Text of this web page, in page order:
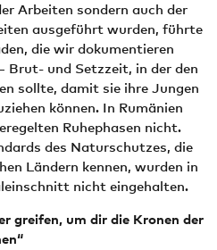
Arbeiten sondern auch der
ausgeführt wurden, führte
die wir dokumentieren
Brut- und Setzzeit, in der den
sollte, damit sie ihre Jungen
können. In Rumänien
Ruhephasen nicht.
des Naturschutzes, die
Ländern kennen, wurden in
nicht eingehalten.
greifen, um dir die Kronen der